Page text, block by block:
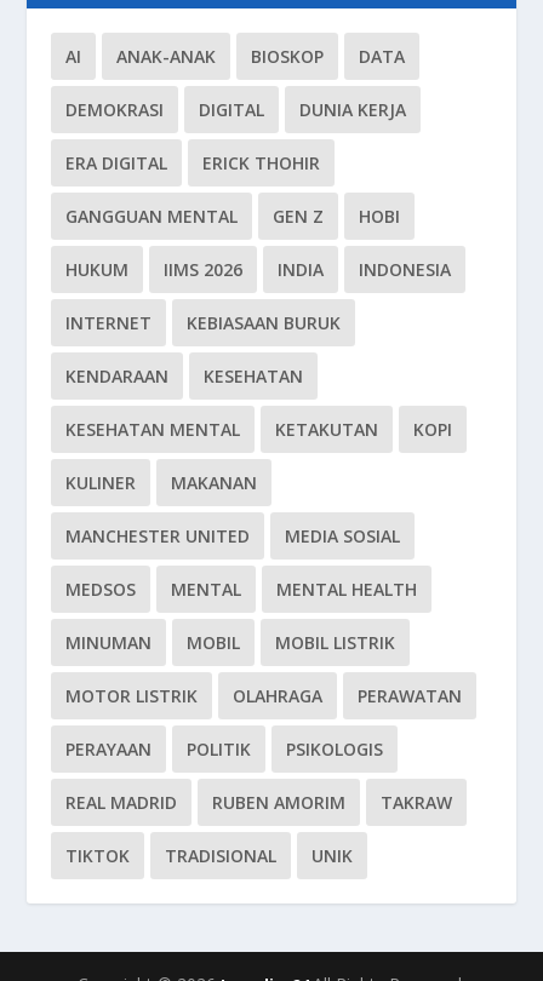
AI ANAK-ANAK BIOSKOP DATA
DEMOKRASI DIGITAL DUNIA KERJA
ERA DIGITAL ERICK THOHIR
GANGGUAN MENTAL GEN Z HOBI
HUKUM IIMS 2026 INDIA INDONESIA
INTERNET KEBIASAAN BURUK
KENDARAAN KESEHATAN
KESEHATAN MENTAL KETAKUTAN KOPI
KULINER MAKANAN
MANCHESTER UNITED MEDIA SOSIAL
MEDSOS MENTAL MENTAL HEALTH
MINUMAN MOBIL MOBIL LISTRIK
MOTOR LISTRIK OLAHRAGA PERAWATAN
PERAYAAN POLITIK PSIKOLOGIS
REAL MADRID RUBEN AMORIM TAKRAW
TIKTOK TRADISIONAL UNIK